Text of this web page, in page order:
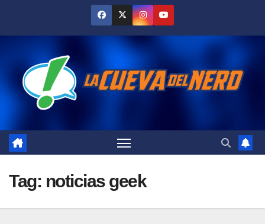
Tag: noticias geek